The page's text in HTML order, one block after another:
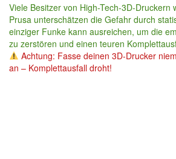
Viele Besitzer von High-Tech-3D-Druckern
Prusa unterschätzen die Gefahr durch
einziger Funke kann ausreichen, um die
zu zerstören und einen teuren
Achtung: Fasse deinen 3D-Drucker
an – Komplettausfall droht!